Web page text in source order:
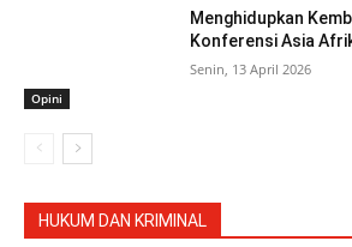
Opini
Menghidupkan
Konferensi Asia
Senin, 13 April 2026
HUKUM DAN KRIMINAL